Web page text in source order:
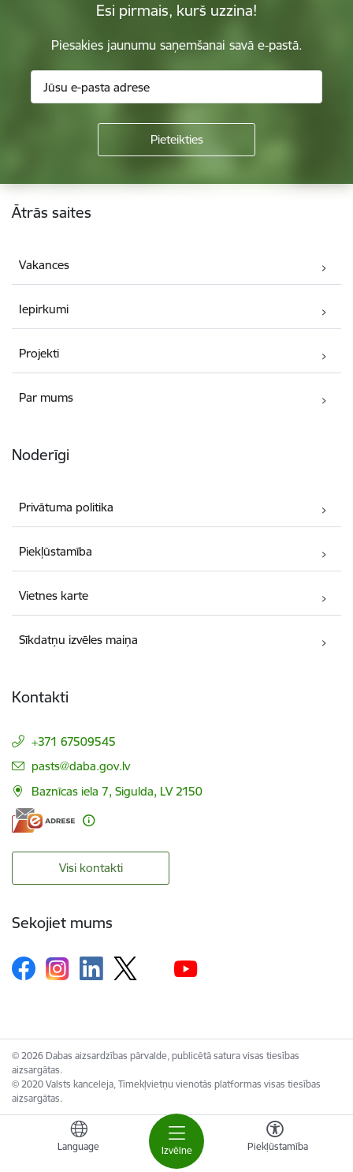
Izvēlne
Language Piekļūstamība
Esi pirmais, kurš uzzina!
Piesakies jaunumu saņemšanai savā e-pastā.
Kājene
Ātrās saites
Vakances
Iepirkumi
Projekti
Par mums
Noderīgi
Privātuma politika
Piekļūstamība
Vietnes karte
Sīkdatņu izvēles maiņa
Kontakti
+371 67509545
E-pasts:
pasts@daba.gov.lv
Baznīcas iela 7, Sigulda, LV 2150
Visi kontakti
Sekojiet mums
© 2026 Dabas aizsardzības pārvalde, publicētā satura visas tiesības
aizsargātas.
© 2020 Valsts kanceleja, Tīmekļvietņu vienotās platformas visas tiesības
aizsargātas.